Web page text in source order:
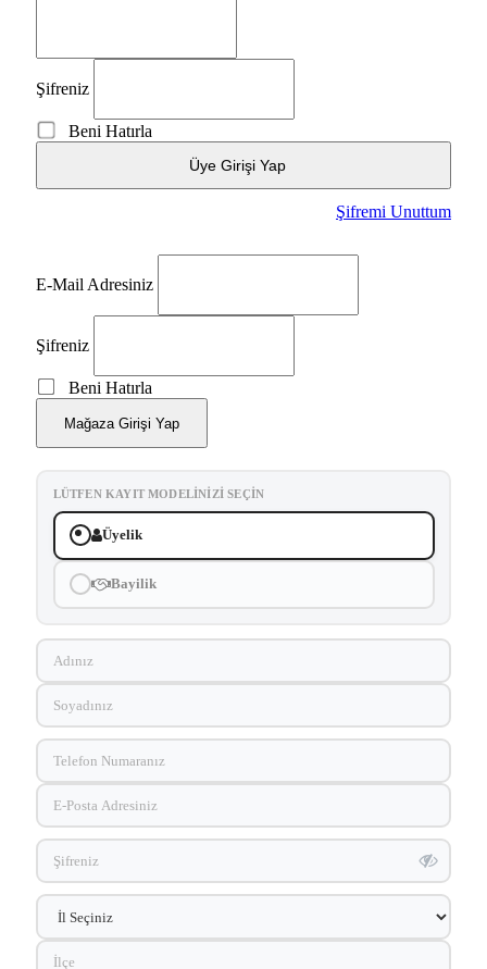
Şifreniz
Beni Hatırla
Üye Girişi Yap
Şifremi Unuttum
E-Mail Adresiniz
Şifreniz
Beni Hatırla
Mağaza Girişi Yap
LÜTFEN KAYIT MODELINIZI SEÇIN
Üyelik
Bayilik